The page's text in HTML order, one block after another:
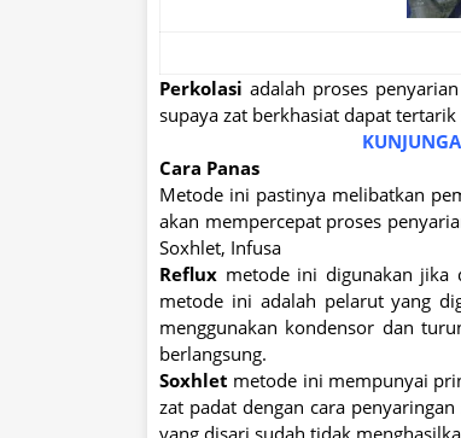
Perkolasi adalah proses
supaya zat berkhasiat dapat
Cara Panas
Metode ini pastinya melibatkan
akan mempercepat proses
Soxhlet, Infusa
Reflux metode ini digunakan jika
metode ini adalah pelarut yang
menggunakan kondensor dan
berlangsung.
Soxhlet metode ini mempunyai
zat padat dengan cara